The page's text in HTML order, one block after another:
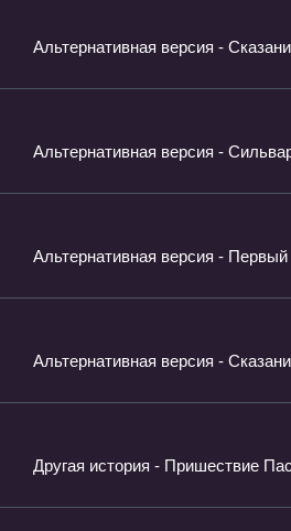
Альтернативная версия -
Альтернативная версия -
Альтернативная версия -
Альтернативная версия -
Другая история - Пришествие